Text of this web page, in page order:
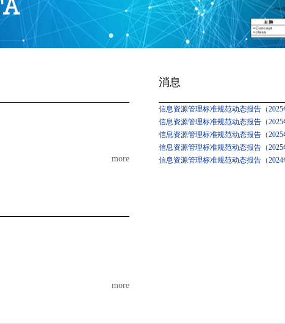
more
消息
信息资源管理标准规范动态报告（
信息资源管理标准规范动态报告（
信息资源管理标准规范动态报告（
信息资源管理标准规范动态报告（
信息资源管理标准规范动态报告（
more